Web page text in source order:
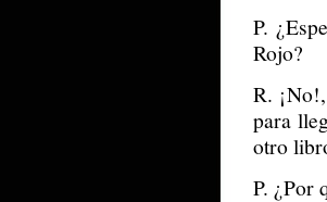
P.
Rojo?
R.
para
otro
P. ¿Por